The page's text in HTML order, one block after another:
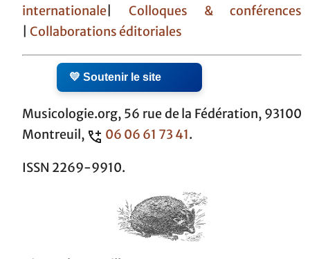
internationale
Colloques & conférences
Collaborations éditoriales
💛 Soutenir le site
Musicologie.org, 56 rue de la Fédération, 93100
Montreuil,
06 06 61 73 41.
ISSN 2269-9910.